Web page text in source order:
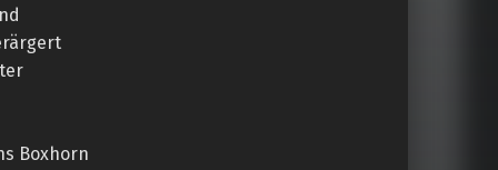
Boxhorn